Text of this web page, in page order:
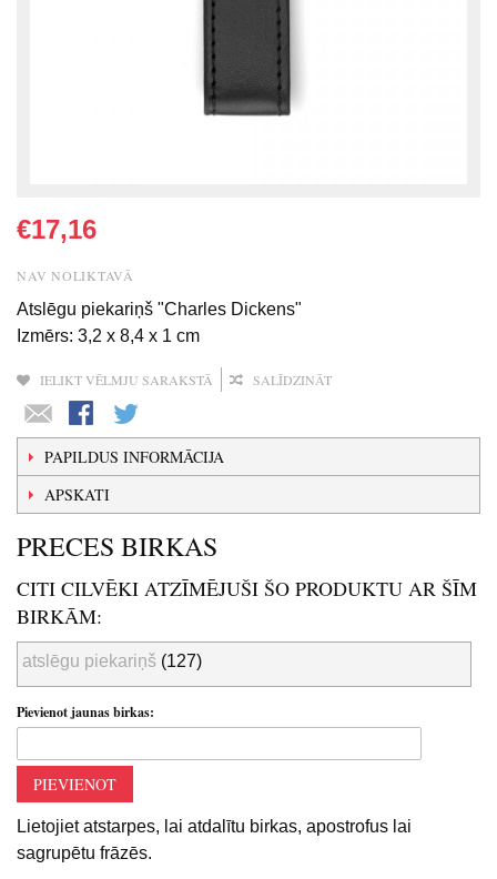
€17,16
NAV NOLIKTAVĀ
Atslēgu piekariņš "Charles Dickens"
Izmērs: 3,2 x 8,4 x 1 cm
IELIKT VĒLMJU SARAKSTĀ SALĪDZINĀT
PAPILDUS INFORMĀCIJA
APSKATI
PRECES BIRKAS
CITI CILVĒKI ATZĪMĒJUŠI ŠO PRODUKTU AR ŠĪM
BIRKĀM:
atslēgu piekariņš (127)
Pievienot jaunas birkas:
PIEVIENOT
Lietojiet atstarpes, lai atdalītu birkas, apostrofus lai
sagrupētu frāzēs.